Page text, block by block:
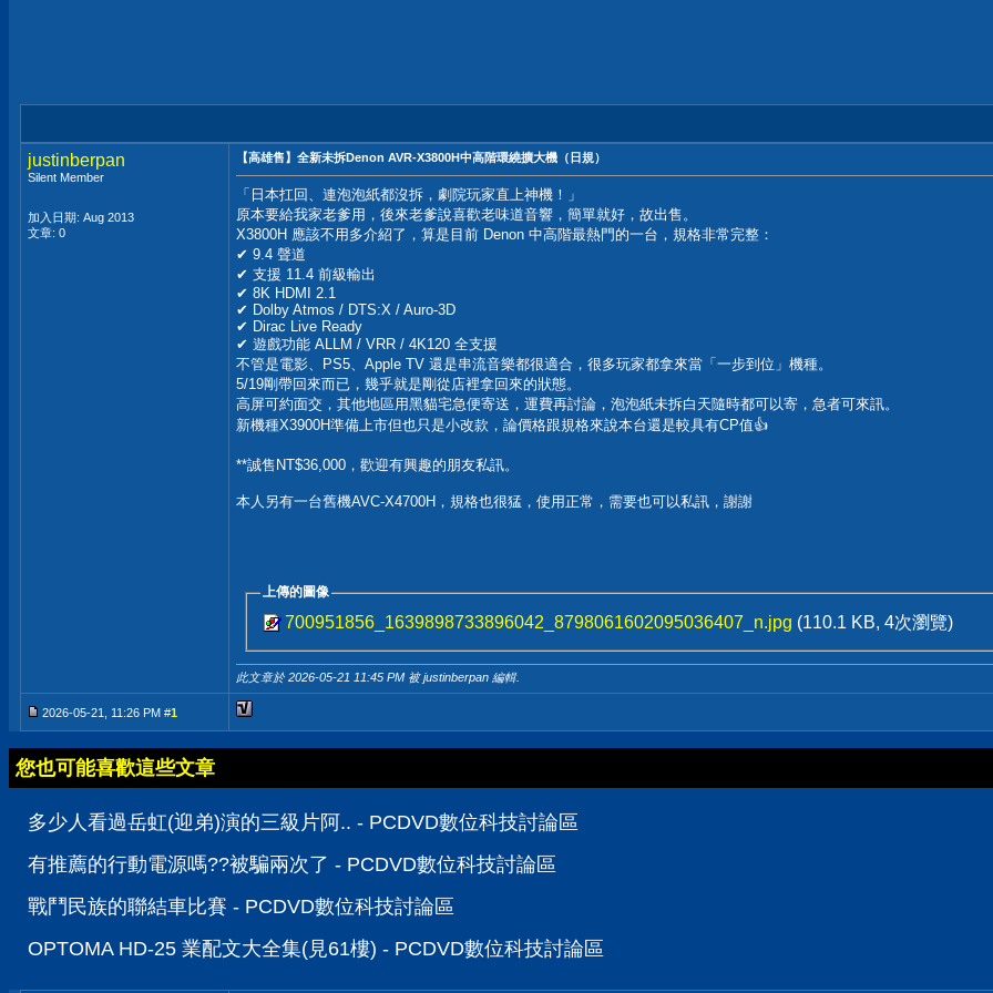
justinberpan
Silent Member
加入日期: Aug 2013
文章: 0
【高雄售】全新未拆Denon AVR-X3800H中高階環繞擴大機（日規）
「日本扛回、連泡泡紙都沒拆，劇院玩家直上神機！」
原本要給我家老爹用，後來老爹說喜歡老味道音響，簡單就好，故出售。
X3800H 應該不用多介紹了，算是目前 Denon 中高階最熱門的一台，規格非常完整：
✔ 9.4 聲道
✔ 支援 11.4 前級輸出
✔ 8K HDMI 2.1
✔ Dolby Atmos / DTS:X / Auro-3D
✔ Dirac Live Ready
✔ 遊戲功能 ALLM / VRR / 4K120 全支援
不管是電影、PS5、Apple TV 還是串流音樂都很適合，很多玩家都拿來當「一步到位」機種。
5/19剛帶回來而已，幾乎就是剛從店裡拿回來的狀態。
高屏可約面交，其他地區用黑貓宅急便寄送，運費再討論，泡泡紙未拆白天隨時都可以寄，急者可來訊。
新機種X3900H準備上市但也只是小改款，論價格跟規格來說本台還是較具有CP值👍
**誠售NT$36,000，歡迎有興趣的朋友私訊。
本人另有一台舊機AVC-X4700H，規格也很猛，使用正常，需要也可以私訊，謝謝
上傳的圖像
700951856_1639898733896042_8798061602095036407_n.jpg (110.1 KB, 4次瀏覽)
此文章於 2026-05-21 11:45 PM 被 justinberpan 編輯.
2026-05-21, 11:26 PM #1
您也可能喜歡這些文章
多少人看過岳虹(迎弟)演的三級片阿.. - PCDVD數位科技討論區
有推薦的行動電源嗎??被騙兩次了 - PCDVD數位科技討論區
戰鬥民族的聯結車比賽 - PCDVD數位科技討論區
OPTOMA HD-25 業配文大全集(見61樓) - PCDVD數位科技討論區